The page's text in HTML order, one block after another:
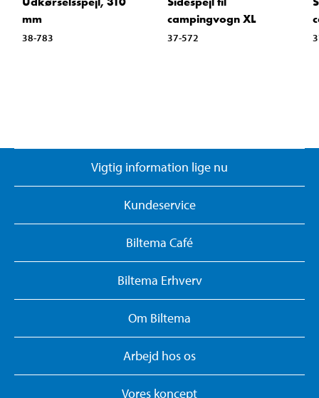
mm
38-783
campingvogn XL
37-572
Vigtig information lige nu
Kundeservice
Biltema Café
Biltema Erhverv
Om Biltema
Arbejd hos os
Vores koncept